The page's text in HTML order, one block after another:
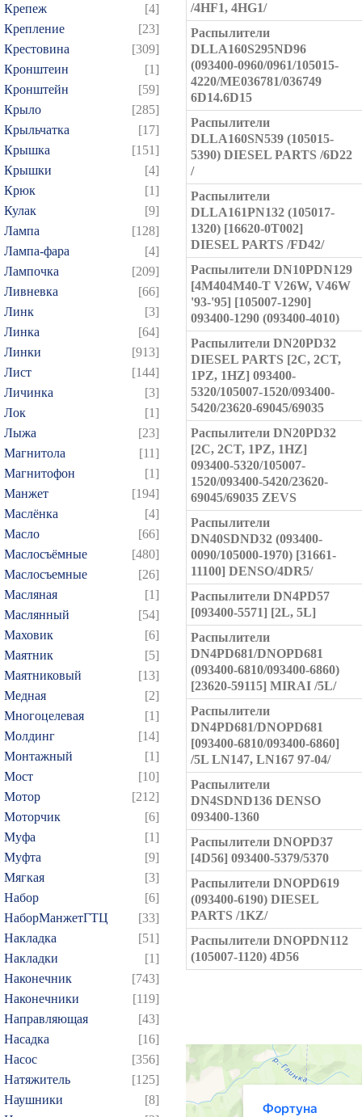
Крепеж
[4]
Крепление
[23]
Крестовина
[309]
Кронштеин
[1]
Кронштейн
[59]
Крыло
[285]
Крыльчатка
[17]
Крышка
[151]
Крышки
[4]
Крюк
[1]
Кулак
[9]
Лампа
[128]
Лампа-фара
[4]
Лампочка
[209]
Ливневка
[66]
Линк
[3]
Линка
[64]
Линки
[913]
Лист
[144]
Личинка
[3]
Лок
[1]
Лыжа
[23]
Магнитола
[11]
Магнитофон
[1]
Манжет
[194]
Маслёнка
[4]
Масло
[66]
Маслосъёмные
[480]
Маслосъемные
[26]
Масляная
[1]
Маслянный
[54]
Маховик
[6]
Маятник
[5]
Маятниковый
[13]
Медная
[2]
Многоцелевая
[1]
Молдинг
[14]
Монтажный
[1]
Мост
[10]
Мотор
[212]
Моторчик
[6]
Муфа
[1]
Муфта
[9]
Мягкая
[3]
Набор
[6]
НаборМанжетГТЦ
[33]
Накладка
[51]
Накладки
[1]
Наконечник
[743]
Наконечники
[119]
Направляющая
[43]
Насадка
[16]
Насос
[356]
Натяжитель
[125]
Наушники
[8]
/4HF1, 4HG1/
Распылители
DLLA160S295ND96
(093400-0960/0961/105015-
4220/ME036781/036749
6D14.6D15
Распылители
DLLA160SN539 (105015-
5390) DIESEL PARTS /6D22
/
Распылители
DLLA161PN132 (105017-
1320) [16620-0T002]
DIESEL PARTS /FD42/
Распылители DN10PDN129
[4M404M40-T V26W, V46W
'93-'95] [105007-1290]
093400-1290 (093400-4010)
Распылители DN20PD32
DIESEL PARTS [2C, 2CT,
1PZ, 1HZ] 093400-
5320/105007-1520/093400-
5420/23620-69045/69035
Распылители DN20PD32
[2C, 2CT, 1PZ, 1HZ]
093400-5320/105007-
1520/093400-5420/23620-
69045/69035 ZEVS
Распылители
DN40SDND32 (093400-
0090/105000-1970) [31661-
11100] DENSO/4DR5/
Распылители DN4PD57
[093400-5571] [2L, 5L]
Распылители
DN4PD681/DNOPD681
(093400-6810/093400-6860)
[23620-59115] MIRAI /5L/
Распылители
DN4PD681/DNOPD681
[093400-6810/093400-6860]
/5L LN147, LN167 97-04/
Распылители
DN4SDND136 DENSO
093400-1360
Распылители DNOPD37
[4D56] 093400-5379/5370
Распылители DNOPD619
(093400-6190) DIESEL
PARTS /1KZ/
Распылители DNOPDN112
(105007-1120) 4D56